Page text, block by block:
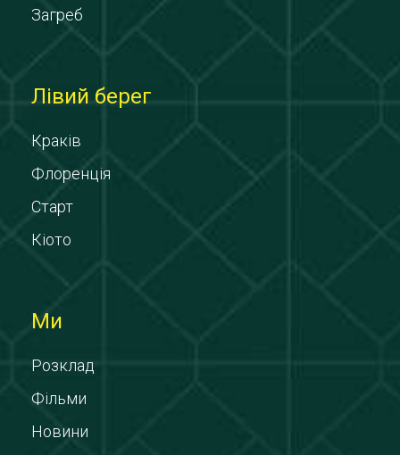
Загреб
Лівий берег
Краків
Флоренція
Старт
Кіото
Ми
Розклад
Фільми
Новини